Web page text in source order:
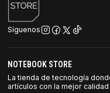
Síguenos
NOTEBOOK STORE
La tienda de tecnología
artículos con la mejor